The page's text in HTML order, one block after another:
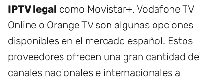
IPTV legal como Movistar+, Vodafone TV
Online o Orange TV son algunas opciones
disponibles en el mercado español. Estos
proveedores ofrecen una gran cantidad de
canales nacionales e internacionales a